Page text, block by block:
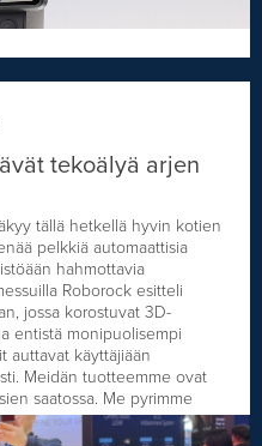
tekoälyä arjen
tällä hetkellä hyvin kotien
pelkkiä automaattisia
hahmottavia
Roborock esitteli
jossa korostuvat 3D-
entistä monipuolisempi
auttavat käyttäjiään
Meidän tuotteemme ovat
saatossa. Me pyrimme